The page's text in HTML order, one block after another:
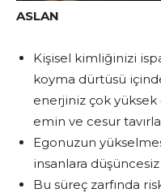
ASLAN
Kişisel kimliğinizi
koyma dürtüsü
enerjiniz çok
emin ve cesur
Egonuzun
insanlara
Bu süreç zarfında